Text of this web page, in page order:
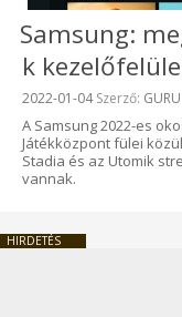
Samsung:
k
Beküldve:
2022-01-04Szerző: GURU
A Samsung 2022-es
Játékközpont fülei
Stadia és az Utomik
vannak.
HIRDETÉS